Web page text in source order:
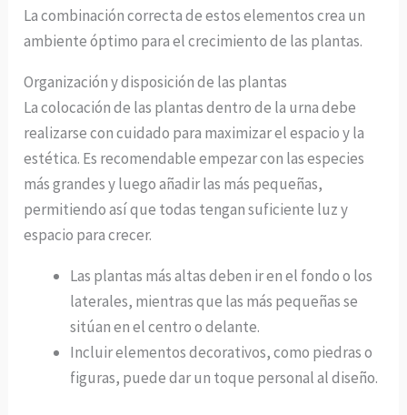
La combinación correcta de estos elementos crea un
ambiente óptimo para el crecimiento de las plantas.
Organización y disposición de las plantas
La colocación de las plantas dentro de la urna debe
realizarse con cuidado para maximizar el espacio y la
estética. Es recomendable empezar con las especies
más grandes y luego añadir las más pequeñas,
permitiendo así que todas tengan suficiente luz y
espacio para crecer.
Las plantas más altas deben ir en el fondo o los
laterales, mientras que las más pequeñas se
sitúan en el centro o delante.
Incluir elementos decorativos, como piedras o
figuras, puede dar un toque personal al diseño.